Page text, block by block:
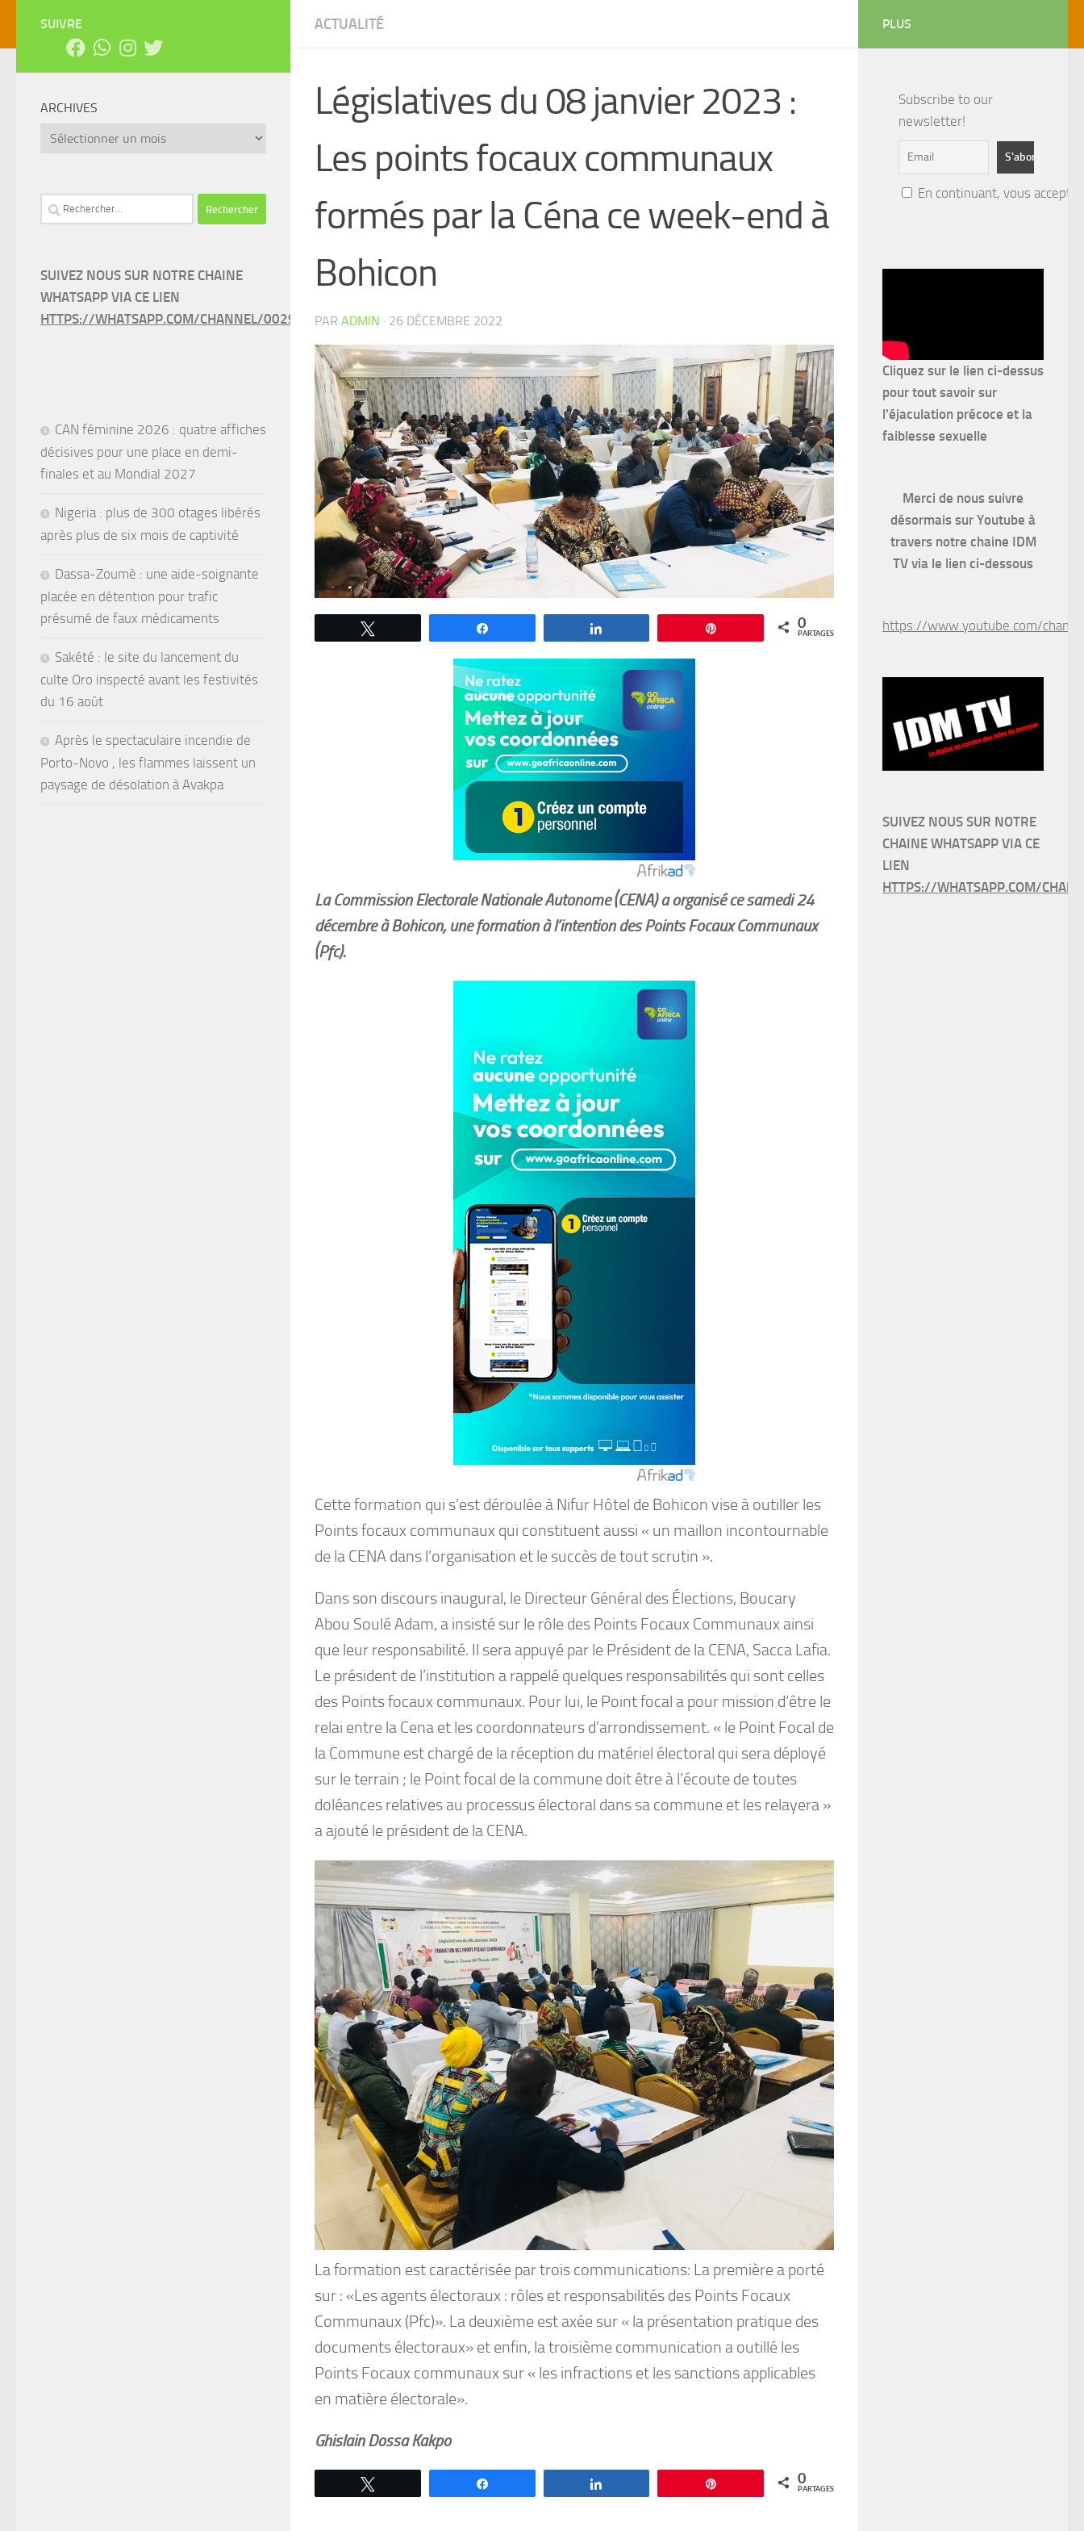
ACTUALITÉ
Législatives du 08 janvier 2023 :
Les points focaux communaux
formés par la Céna ce week-end à
Bohicon
PAR ADMIN · 26 DÉCEMBRE 2022
0
PARTAGES
La Commission Electorale Nationale Autonome (CENA) a organisé ce samedi 24
décembre à Bohicon, une formation à l’intention des Points Focaux Communaux
(Pfc).
Cette formation qui s’est déroulée à Nifur Hôtel de Bohicon vise à outiller les
Points focaux communaux qui constituent aussi « un maillon incontournable
de la CENA dans l’organisation et le succès de tout scrutin ».
Dans son discours inaugural, le Directeur Général des Élections, Boucary
Abou Soulé Adam, a insisté sur le rôle des Points Focaux Communaux ainsi
que leur responsabilité. Il sera appuyé par le Président de la CENA, Sacca Lafia.
Le président de l’institution a rappelé quelques responsabilités qui sont celles
des Points focaux communaux. Pour lui, le Point focal a pour mission d’être le
relai entre la Cena et les coordonnateurs d’arrondissement. « le Point Focal de
la Commune est chargé de la réception du matériel électoral qui sera déployé
sur le terrain ; le Point focal de la commune doit être à l’écoute de toutes
doléances relatives au processus électoral dans sa commune et les relayera »
a ajouté le président de la CENA.
La formation est caractérisée par trois communications: La première a porté
sur : «Les agents électoraux : rôles et responsabilités des Points Focaux
Communaux (Pfc)». La deuxième est axée sur « la présentation pratique des
documents électoraux» et enfin, la troisième communication a outillé les
Points Focaux communaux sur « les infractions et les sanctions applicables
en matière électorale».
Ghislain Dossa Kakpo
0
PARTAGES
SUIVRE
ARCHIVES
Archives
Rechercher :
SUIVEZ NOUS SUR NOTRE CHAINE
WHATSAPP VIA CE LIEN
HTTPS://WHATSAPP.COM/CHANNEL/0029VAEEL3LCCW4VC7IPMY0L
CAN féminine 2026 : quatre affiches
décisives pour une place en demi-
finales et au Mondial 2027
Nigeria : plus de 300 otages libérés
après plus de six mois de captivité
Dassa-Zoumè : une aide-soignante
placée en détention pour trafic
présumé de faux médicaments
Sakété : le site du lancement du
culte Oro inspecté avant les festivités
du 16 août
Après le spectaculaire incendie de
Porto-Novo , les flammes laissent un
paysage de désolation à Avakpa
PLUS
Subscribe to our
newsletter!
En continuant, vous
Cliquez sur le lien ci-dessus
pour tout savoir sur
l'éjaculation précoce et la
faiblesse sexuelle
Merci de nous suivre
désormais sur Youtube à
travers notre chaine IDM
TV via le lien ci-dessous
https://www.youtube.com/
SUIVEZ NOUS SUR NOTRE
CHAINE WHATSAPP VIA CE
LIEN
HTTPS://WHATSAPP.COM/